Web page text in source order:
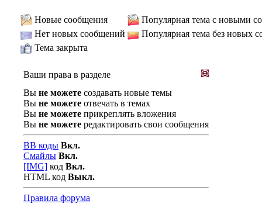
Новые сообщения
Популярная тема с новыми
Нет новых сообщений
Популярная тема без новых
Тема закрыта
Ваши права в разделе
Вы не можете создавать новые темы
Вы не можете отвечать в темах
Вы не можете прикреплять вложения
Вы не можете редактировать свои сообщения
BB коды Вкл.
Смайлы Вкл.
[IMG] код Вкл.
HTML код Выкл.
Правила форума